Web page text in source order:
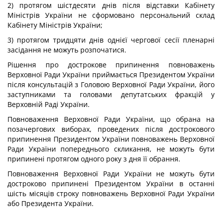
2) протягом шістдесяти днів після відставки Кабінету
Міністрів України не сформовано персональний склад
Кабінету Міністрів України;
3) протягом тридцяти днів однієї чергової сесії пленарні
засідання не можуть розпочатися.
Рішення про дострокове припинення повноважень
Верховної Ради України приймається Президентом України
після консультацій з Головою Верховної Ради України, його
заступниками та головами депутатських фракцій у
Верховній Раді України.
Повноваження Верховної Ради України, що обрана на
позачергових виборах, проведених після дострокового
припинення Президентом України повноважень Верховної
Ради України попереднього скликання, не можуть бути
припинені протягом одного року з дня її обрання.
Повноваження Верховної Ради України не можуть бути
достроково припинені Президентом України в останні
шість місяців строку повноважень Верховної Ради України
або Президента України.